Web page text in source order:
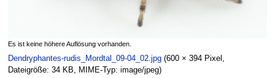
Es ist keine höhere Auflösung vorhanden.
Dendryphantes-rudis_Mordtal_09-04_02.jpg‎ (600 × 394 Pixel,
Dateigröße: 34 KB, MIME-Typ: image/jpeg)